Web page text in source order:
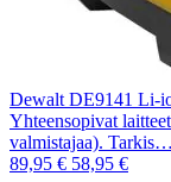
Dewalt DE9141 Li-
Yhteensopivat
valmistajaa). Tarkis…
89,95 € 58,95 €